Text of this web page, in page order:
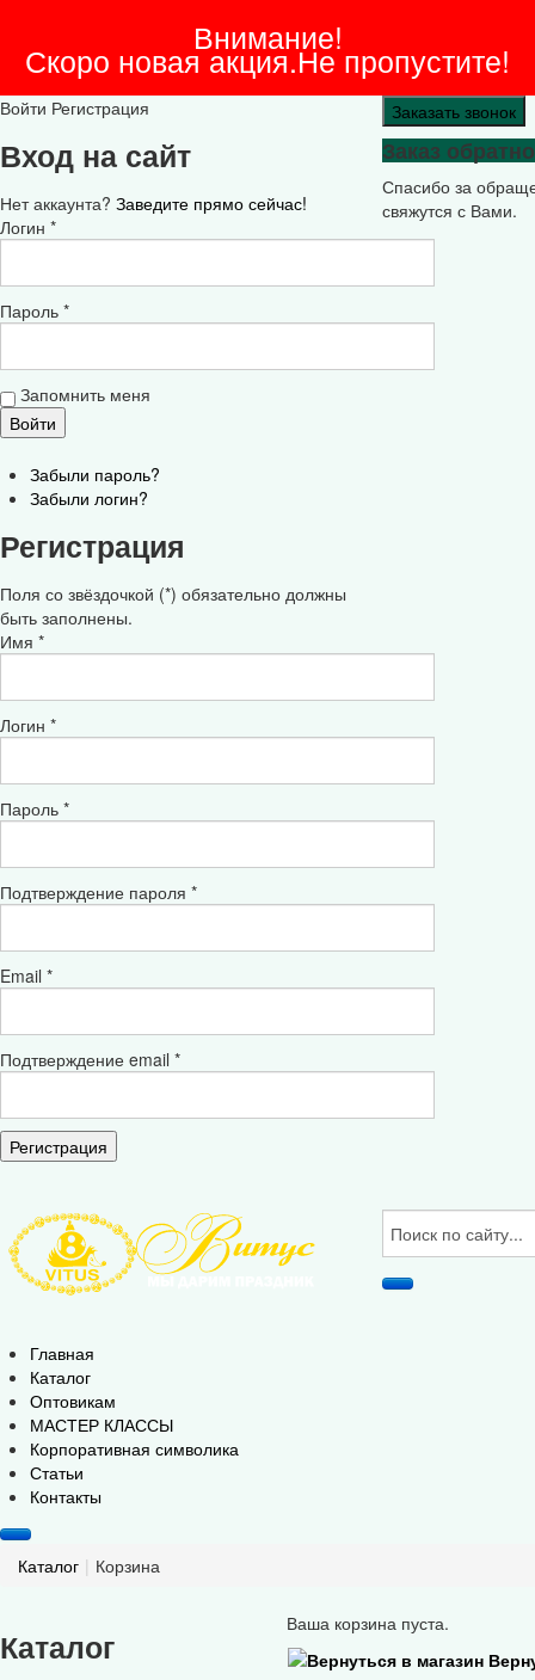
Внимание!
Скоро новая акция.Не пропустите!
Войти Регистрация
Вход на сайт
Нет аккаунта? Заведите прямо сейчас!
Логин *
Пароль *
Запомнить меня
Забыли пароль?
Забыли логин?
Регистрация
Поля со звёздочкой (*) обязательно должны
быть заполнены.
Имя *
Логин *
Пароль *
Подтверждение пароля *
Email *
Подтверждение email *
Регистрация
Заказать звонок
Заказ
Спасибо за
свяжутся с Вами.
Главная
Каталог
Оптовикам
МАСТЕР КЛАССЫ
Корпоративная символика
Статьи
Контакты
Каталог | Корзина
Каталог
Ваша корзина пуста.